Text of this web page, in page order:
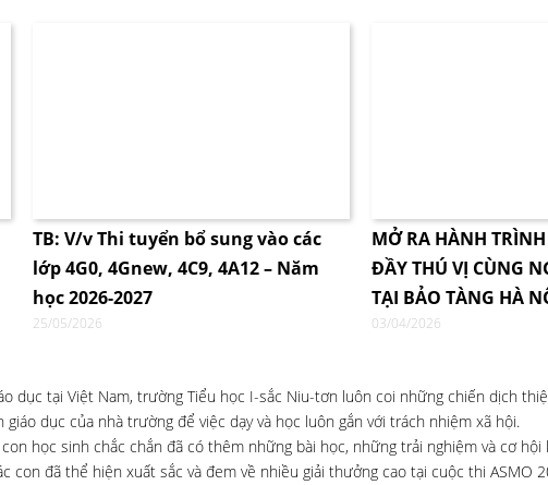
TB: V/v Thi tuyển bổ sung vào các
lớp 4G0, 4Gnew, 4C9, 4A12 – Năm
học 2026-2027
25/05/2026
MỞ RA HÀNH
ĐẦY THÚ VỊ CÙNG
TẠI BẢO TÀNG HÀ
03/04/2026
dục tại Việt Nam, trường Tiểu học I-sắc Niu-tơn luôn coi những chiến dịch
dục của nhà trường để việc dạy và học luôn gắn với trách nhiệm xã hội.
học sinh chắc chắn đã có thêm những bài học, những trải nghiệm và cơ hội
con đã thể hiện xuất sắc và đem về nhiều giải thưởng cao tại cuộc thi ASMO